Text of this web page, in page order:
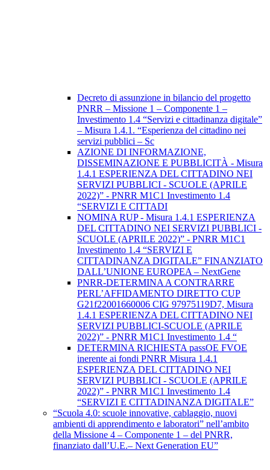
Decreto di assunzione in bilancio del progetto
PNRR – Missione 1 – Componente 1 –
Investimento 1.4 “Servizi e cittadinanza digitale”
– Misura 1.4.1. “Esperienza del cittadino nei
servizi pubblici – Sc
AZIONE DI INFORMAZIONE,
DISSEMINAZIONE E PUBBLICITÀ - Misura
1.4.1 ESPERIENZA DEL CITTADINO NEI
SERVIZI PUBBLICI - SCUOLE (APRILE
2022)” - PNRR M1C1 Investimento 1.4
“SERVIZI E CITTADI
NOMINA RUP - Misura 1.4.1 ESPERIENZA
DEL CITTADINO NEI SERVIZI PUBBLICI -
SCUOLE (APRILE 2022)” - PNRR M1C1
Investimento 1.4 “SERVIZI E
CITTADINANZA DIGITALE” FINANZIATO
DALL’UNIONE EUROPEA – NextGene
PNRR-DETERMINA A CONTRARRE
PERL’AFFIDAMENTO DIRETTO CUP
G21f22001660006 CIG 97975119D7, Misura
1.4.1 ESPERIENZA DEL CITTADINO NEI
SERVIZI PUBBLICI-SCUOLE (APRILE
2022)” - PNRR M1C1 Investimento 1.4 “
DETERMINA RICHIESTA passOE FVOE
inerente ai fondi PNRR Misura 1.4.1
ESPERIENZA DEL CITTADINO NEI
SERVIZI PUBBLICI - SCUOLE (APRILE
2022)” - PNRR M1C1 Investimento 1.4
“SERVIZI E CITTADINANZA DIGITALE”
“Scuola 4.0: scuole innovative, cablaggio, nuovi
ambienti di apprendimento e laboratori” nell’ambito
della Missione 4 – Componente 1 – del PNRR,
finanziato dall’U.E.– Next Generation EU”